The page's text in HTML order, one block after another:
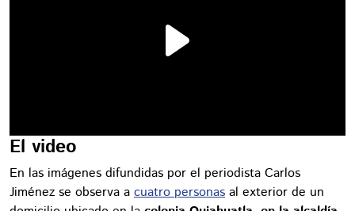
El video
En las imágenes difundidas por el periodista Carlos
Jiménez se observa a cuatro personas al exterior de un